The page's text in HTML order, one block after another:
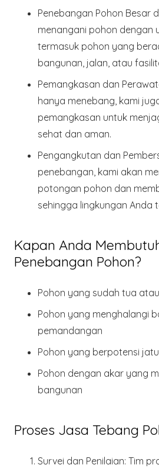
Penebangan Pohon Besar
menangani pohon dengan
termasuk pohon yang
bangunan, jalan, atau
Pemangkasan dan
hanya menebang, kami
pemangkasan untuk
sehat dan aman.
Pengangkutan dan
penebangan, kami akan
potongan pohon dan
sehingga lingkungan Anda
Kapan Anda
Penebangan Pohon?
Pohon yang sudah tua
Pohon yang menghalangi
pemandangan
Pohon yang berpotensi
Pohon dengan akar yang
bangunan
Proses Jasa Tebang
Survei dan Penilaian: Tim